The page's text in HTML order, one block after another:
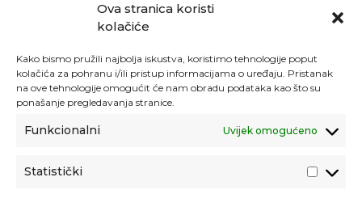
Ova stranica koristi
kolačiće
Kako bismo pružili najbolja iskustva, koristimo tehnologije poput
kolačića za pohranu i/ili pristup informacijama o uređaju. Pristanak
na ove tehnologije omogućit će nam obradu podataka kao što su
ponašanje pregledavanja stranice.
Funkcionalni Uvijek omogućeno
Statistički